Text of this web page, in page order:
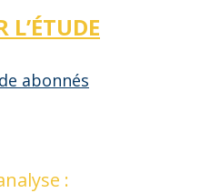
L’ÉTUDE
abonnés
: